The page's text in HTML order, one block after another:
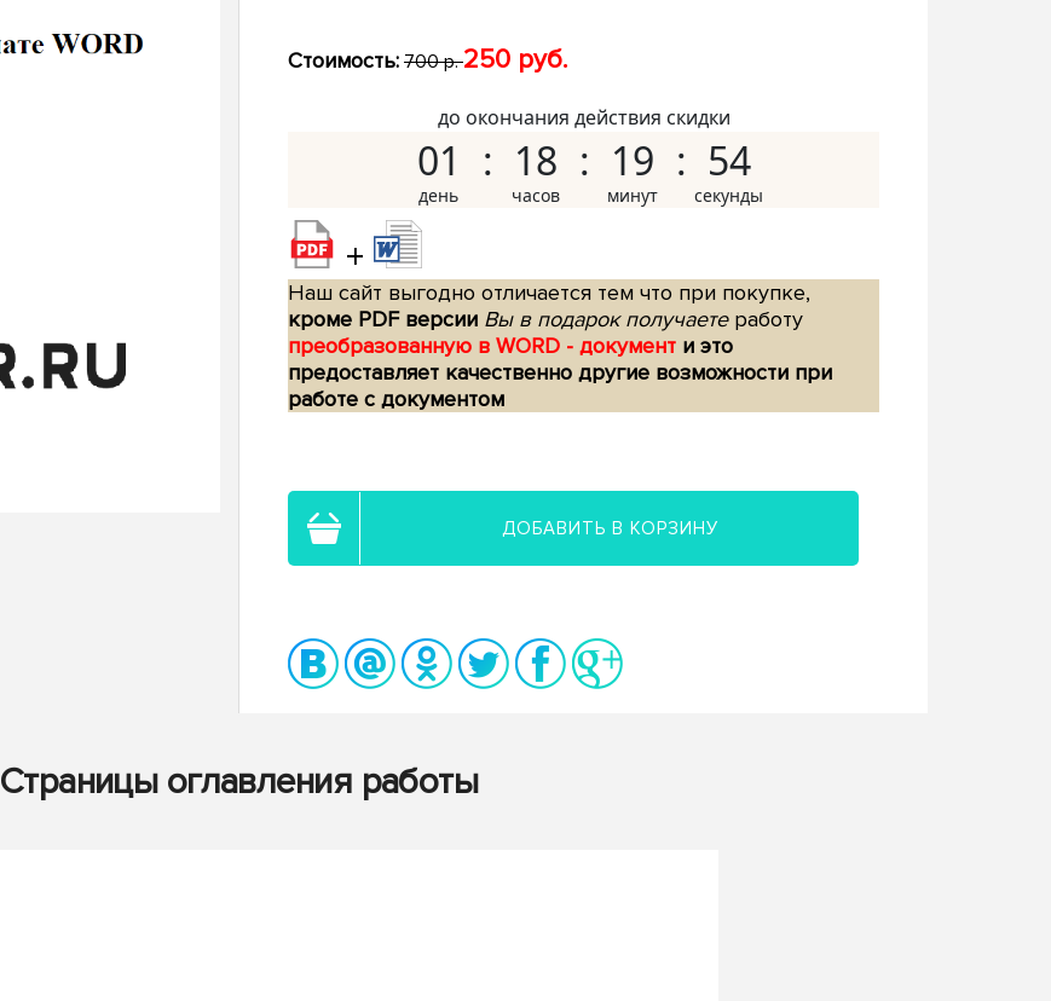
Стоимость: 700 р.250 руб.
до окончания действия скидки
01 18 19 53
+
Наш сайт выгодно отличается тем что при покупке,
кроме PDF версии Вы в подарок получаетеработу
преобразованную в WORD - документ и это
предоставляет качественно другие возможности при
работе с документом
ДОБАВИТЬ В КОРЗИНУ
Страницы оглавления работы